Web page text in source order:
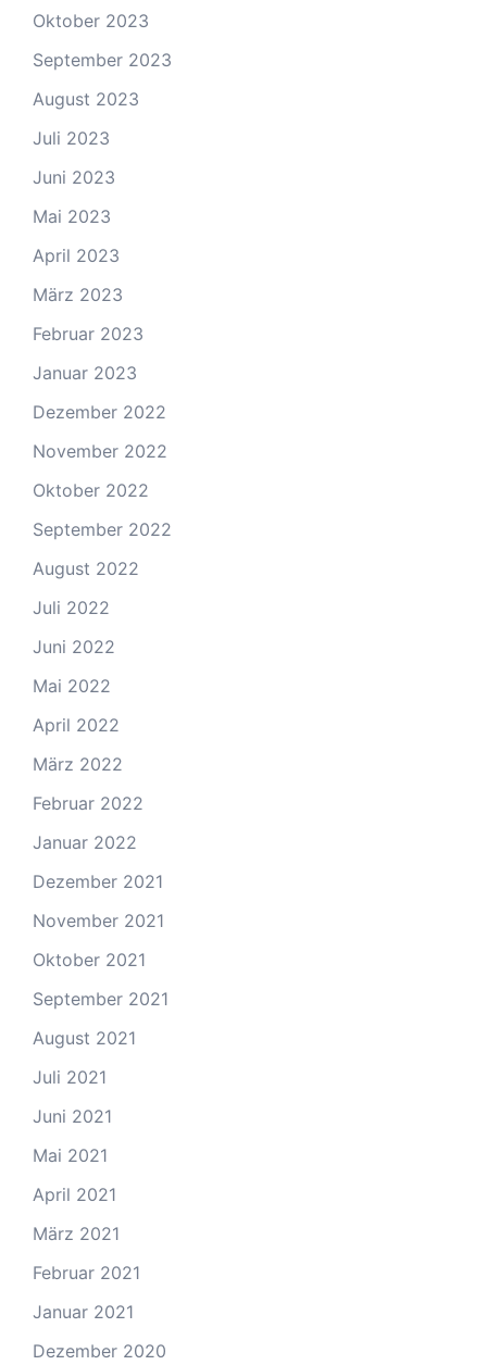
Oktober 2023
September 2023
August 2023
Juli 2023
Juni 2023
Mai 2023
April 2023
März 2023
Februar 2023
Januar 2023
Dezember 2022
November 2022
Oktober 2022
September 2022
August 2022
Juli 2022
Juni 2022
Mai 2022
April 2022
März 2022
Februar 2022
Januar 2022
Dezember 2021
November 2021
Oktober 2021
September 2021
August 2021
Juli 2021
Juni 2021
Mai 2021
April 2021
März 2021
Februar 2021
Januar 2021
Dezember 2020